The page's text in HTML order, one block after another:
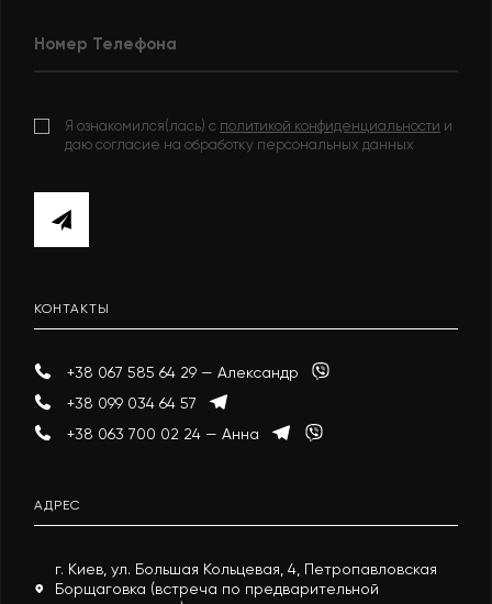
Я ознакомился(лась) с политикой конфиденциальности и
даю согласие на обработку персональных данных
КОНТАКТЫ
+38 067 585 64 29 — Александр
+38 099 034 64 57
+38 063 700 02 24 — Анна
АДРЕС
г. Киев, ул. Большая Кольцевая, 4, Петропавловская
Борщаговка (встреча по предварительной